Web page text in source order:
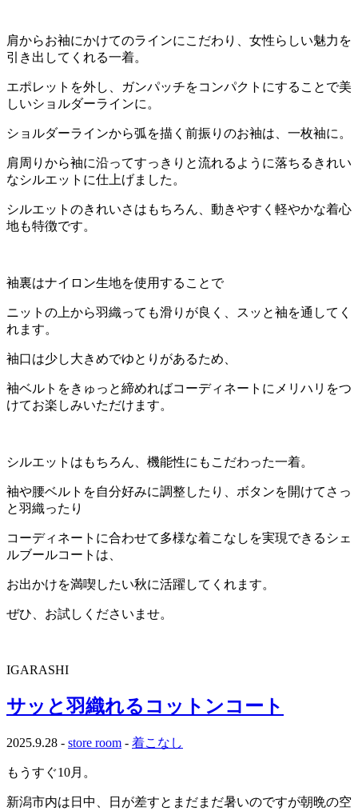
肩からお袖にかけてのラインにこだわり、女性らしい魅力を
引き出してくれる一着。
エポレットを外し、ガンパッチをコンパクトにすることで美
しいショルダーラインに。
ショルダーラインから弧を描く前振りのお袖は、一枚袖に。
肩周りから袖に沿ってすっきりと流れるように落ちるきれい
なシルエットに仕上げました。
シルエットのきれいさはもちろん、動きやすく軽やかな着心
地も特徴です。
袖裏はナイロン生地を使用することで
ニットの上から羽織っても滑りが良く、スッと袖を通してく
れます。
袖口は少し大きめでゆとりがあるため、
袖ベルトをきゅっと締めればコーディネートにメリハリをつ
けてお楽しみいただけます。
シルエットはもちろん、機能性にもこだわった一着。
袖や腰ベルトを自分好みに調整したり、ボタンを開けてさっ
と羽織ったり
コーディネートに合わせて多様な着こなしを実現できるシェ
ルブールコートは、
お出かけを満喫したい秋に活躍してくれます。
ぜひ、お試しくださいませ。
IGARASHI
サッと羽織れるコットンコート
2025.9.28 - store room - 着こなし
もうすぐ10月。
新潟市内は日中、日が差すとまだまだ暑いのですが朝晩の空